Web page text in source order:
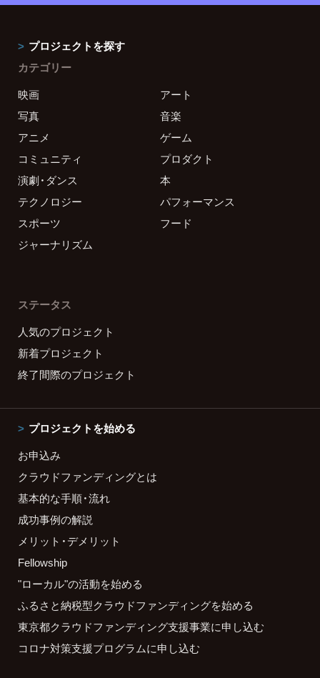
プロジェクトを探す
カテゴリー
映画
アート
写真
音楽
アニメ
ゲーム
コミュニティ
プロダクト
演劇・ダンス
本
テクノロジー
パフォーマンス
スポーツ
フード
ジャーナリズム
ステータス
人気のプロジェクト
新着プロジェクト
終了間際のプロジェクト
プロジェクトを始める
お申込み
クラウドファンディングとは
基本的な手順・流れ
成功事例の解説
メリット・デメリット
Fellowship
"ローカル"の活動を始める
ふるさと納税型クラウドファンディングを始める
東京都クラウドファンディング支援事業に申し込む
コロナ対策支援プログラムに申し込む